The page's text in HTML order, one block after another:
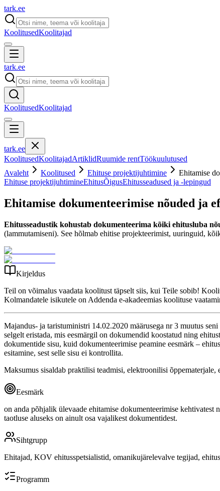
tark.ee
KoolitusedKoolitajad
tark.ee
KoolitusedKoolitajad
tark.ee
KoolitusedKoolitajadArtiklidRuumide rentTöökuulutused
Avaleht
Koolitused Ehituse projektijuhtimine
Ehitamise
Ehituse projektijuhtimineEhitusÕigusEhitusseadused ja -lepingud
Ehitamise dokumenteerimise nõuded ja
Ehitusseadustik kohustab dokumenteerima kõiki ehitusluba
(lammutamiseni). See hõlmab ehitise projekteerimist, uuringuid,
Kirjeldus
Teil on võimalus vaadata koolitust täpselt siis, kui Teile sobib!
Kolmandatele isikutele on Addenda e-akadeemias koolituse
Majandus- ja taristuministri 14.02.2020 määrusega nr 3 muutus
selgelt eristada, mis eesmärgil on dokumendid koostatud ning
dokumentide sisu, kuid dokumenteerimise peamine eesmärk –
esitamine, sest selle sisu ei kontrollita.
Maksumus sisaldab praktilisi teadmisi, elektroonilisi õppematerjale,
Eesmärk
on anda põhjalik ülevaade ehitamise dokumenteerimise
taotluse aluseks on ainult osa vajalikest dokumentidest.
Sihtgrupp
Ehitajad, KOV ehitusspetsialistid, omanikujärelevalve tegijad,
Programm